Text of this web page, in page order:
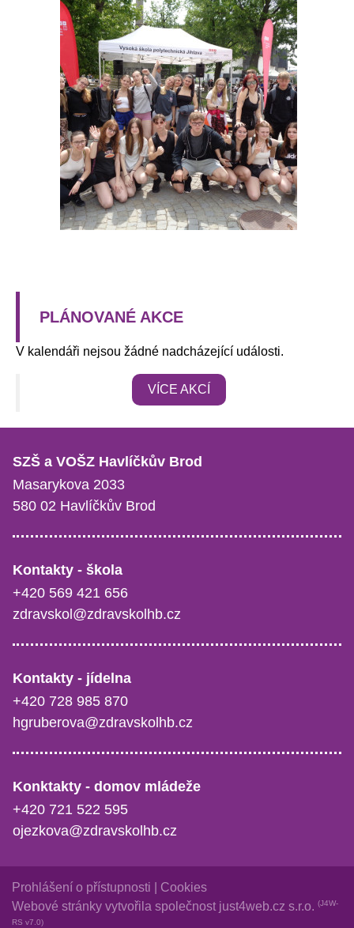
PLÁNOVANÉ AKCE
V kalendáři nejsou žádné nadcházející události.
VÍCE AKCÍ
SZŠ a VOŠZ Havlíčkův Brod
Masarykova 2033
580 02 Havlíčkův Brod
Kontakty - škola
+420 569 421 656
zdravskol@zdravskolhb.cz
Kontakty - jídelna
+420 728 985 870
hgruberova@zdravskolhb.cz
Konktakty - domov mládeže
+420 721 522 595
ojezkova@zdravskolhb.cz
Prohlášení o přístupnosti
Cookies
Webové stránky vytvořila společnost just4web.cz s.r.o. (J4W-
RS v7.0)